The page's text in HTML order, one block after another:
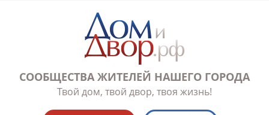
СООБЩЕСТВА ЖИТЕЛЕЙ НАШЕГО ГОРОДА
Твой дом, твой двор, твоя жизнь!